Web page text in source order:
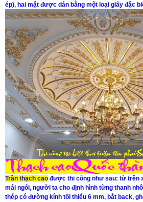
ép), hai mặt được dán bằng một loại giấy đặc
Trần thạch cao được thi công như sau: từ trên
mái ngói, người ta cho định hình từng thanh
thép có đường kính tối thiểu 6 mm, bắt back,